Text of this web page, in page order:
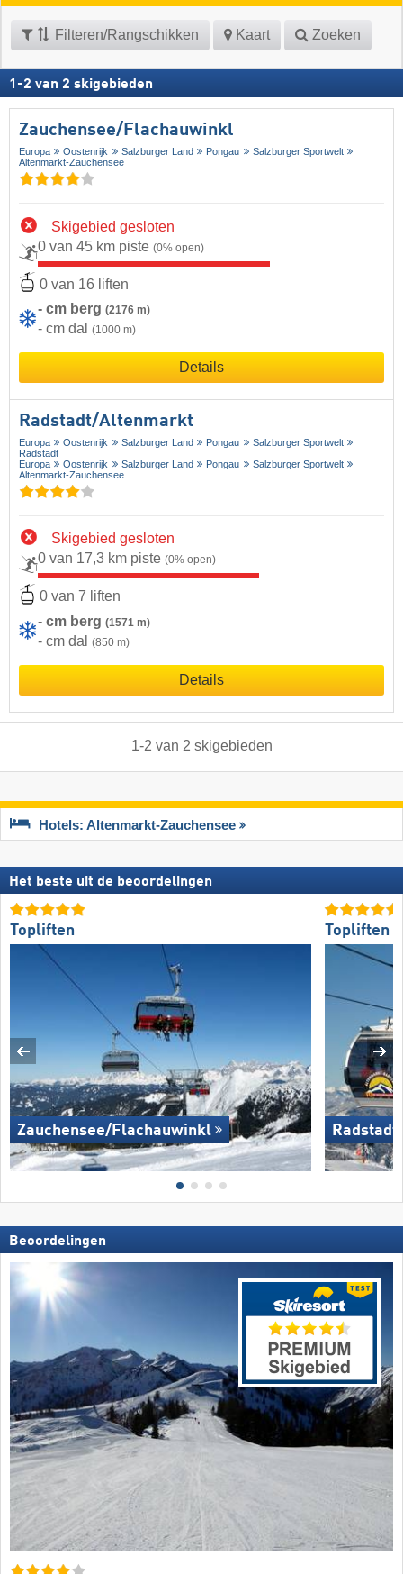
Filteren/Rangschikken Kaart Zoeken
1 -2 van 2 skigebieden
Zauchensee/​Flachauwinkl
Europa Oostenrijk Salzburger Land Pongau
Salzburger Sportwelt
Altenmarkt-Zauchensee
Skigebied gesloten
0 van 45 km piste (0% open)
0 van 16 liften
- cm berg (2176 m)
- cm dal (1000 m)
Details
Radstadt/​Altenmarkt
Europa Oostenrijk Salzburger Land Pongau
Salzburger Sportwelt
Radstadt
Europa
Oostenrijk Salzburger Land Pongau
Salzburger Sportwelt
Altenmarkt-Zauchensee
Skigebied gesloten
0 van 17,3 km piste (0% open)
0 van 7 liften
- cm berg (1571 m)
- cm dal (850 m)
Details
1-2 van 2 skigebieden
Hotels: Altenmarkt-Zauchensee
Het beste uit de beoordelingen
Topliften
Zauchensee/​Flachauwinkl
Topliften
Beoordelingen